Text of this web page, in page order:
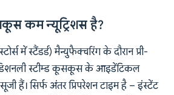
कम न्यूट्रिशस है?
में स्टैंडर्ड) मैन्युफैक्चरिंग के दौरान प्री-
स्टीम्ड कूसकूस के आइडेंटिकल
सूजी हैं। सिर्फ अंतर प्रिपरेशन टाइम है – इंस्टेंट